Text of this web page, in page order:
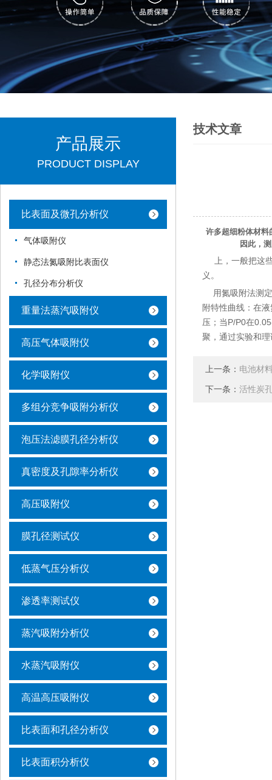
产品展示
PRODUCT DISPLAY
比表面及微孔分析仪
气体吸附仪
静态法氮吸附比表面仪
孔径分布分析仪
重量法蒸汽吸附仪
高压气体吸附仪
化学吸附仪
多组分竞争吸附分析仪
泡压法滤膜孔径分析仪
真密度及孔隙率分析仪
高压吸附仪
膜孔径测试仪
低蒸气压分析仪
渗透率测试仪
蒸汽吸附分析仪
水蒸汽吸附仪
高温高压吸附仪
比表面和孔径分析仪
比表面积分析仪
技术文章
许多超细粉体材料
因此，
上，一般把这些
义。
用氮吸附法测定
附特性曲线：在
压；当P/P0在
聚，通过实验和
上一条： 电池材
下一条： 活性炭